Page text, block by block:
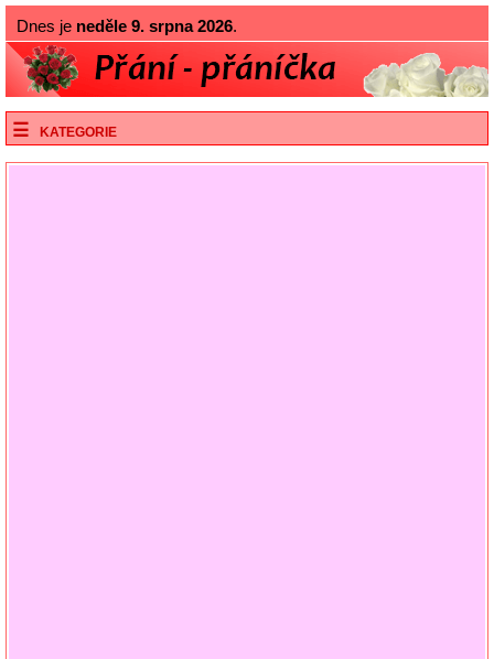
Dnes je neděle 9. srpna 2026.
KATEGORIE